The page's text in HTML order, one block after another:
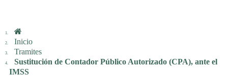
Inicio
Tramites
Sustitución de Contador Público Autorizado (CPA), ante el
IMSS